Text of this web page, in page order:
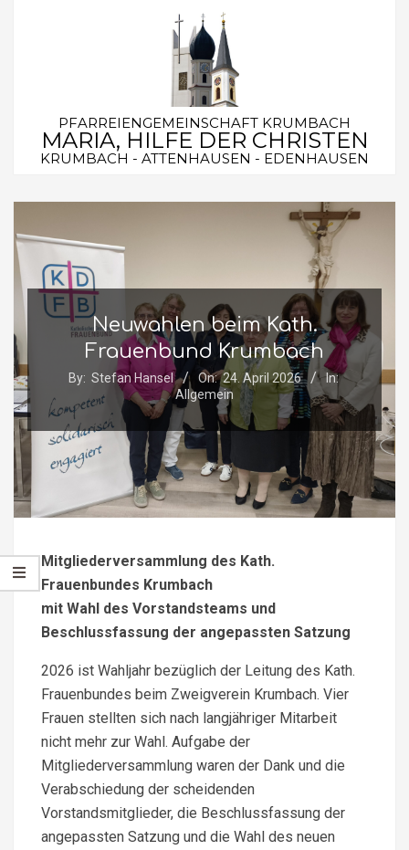
PFARREIENGEMEINSCHAFT KRUMBACH
MARIA, HILFE DER CHRISTEN
KRUMBACH - ATTENHAUSEN - EDENHAUSEN
Secondary
Menu
Neuwahlen beim Kath.
Frauenbund Krumbach
By: Stefan Hansel On: 24. April 2026
In:
Allgemein
Mitgliederversammlung des Kath.
Frauenbundes Krumbach
mit Wahl des Vorstandsteams und
Beschlussfassung der angepassten Satzung
2026 ist Wahljahr bezüglich der Leitung des Kath.
Frauenbundes beim Zweigverein Krumbach. Vier
Frauen stellten sich nach langjähriger Mitarbeit
nicht mehr zur Wahl. Aufgabe der
Mitgliederversammlung waren der Dank und die
Verabschiedung der scheidenden
Vorstandsmitglieder, die Beschlussfassung der
angepassten Satzung und die Wahl des neuen